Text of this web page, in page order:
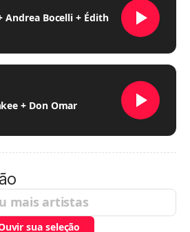
Andrea Bocelli + Édith
+ Don Omar
sua seleção